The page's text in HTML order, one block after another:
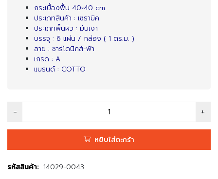
กระเบื้องพื้น 40×40 cm.
ประเภทสินค้า : เซรามิค
ประเภทพื้นผิว : มันเงา
บรรจุ : 6 แผ่น / กล่อง ( 1 ตร.ม. )
ลาย : ซาร์โดนิกส์-ฟ้า
เกรด : A
แบรนด์ : COTTO
หยิบใส่ตะกร้า
รหัสสินค้า: 14029-0043